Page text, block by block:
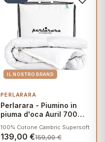
PERLARARA
Perlarara - Piumino in
piuma d'oca Auril 700
155x215 cm - Spring
100% Cotone Cambric Supersoft
139,00 €159,00€